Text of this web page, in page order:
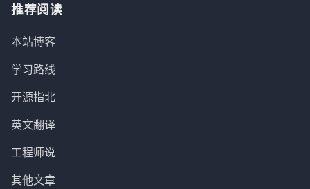
推荐阅读
本站博客
学习路线
开源指北
英文翻译
工程师说
其他文章